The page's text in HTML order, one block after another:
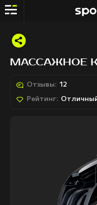
МАССАЖНОЕ
Отзывы: 12
Рейтинг: